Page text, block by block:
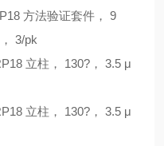
方法验证套件， 9
， 3/pk
立柱， 130? ， 3.5 μ
立柱， 130? ， 3.5 μ